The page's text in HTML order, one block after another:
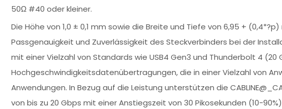
50Ω #40 oder kleiner.
Die Höhe von 1,0 ± 0,1 mm sowie die Breite und Tiefe von 6,95 +
Passgenauigkeit und Zuverlässigkeit des Steckverbinders bei der
mit einer Vielzahl von Standards wie USB4 Gen3 und Thunderbolt 4
Hochgeschwindigkeitsdatenübertragungen, die in einer Vielzahl von
Anwendungen. In Bezug auf die Leistung unterstützen die
von bis zu 20 Gbps mit einer Anstiegszeit von 30 Pikosekunden (10-